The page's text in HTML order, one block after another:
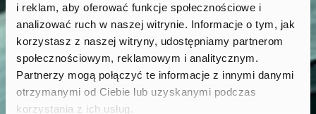
i reklam, aby oferować funkcje społecznościowe i
analizować ruch w naszej witrynie. Informacje o tym, jak
korzystasz z naszej witryny, udostępniamy partnerom
społecznościowym, reklamowym i analitycznym.
Partnerzy mogą połączyć te informacje z innymi danymi
otrzymanymi od Ciebie lub uzyskanymi podczas
korzystania z ich usług.
Career.